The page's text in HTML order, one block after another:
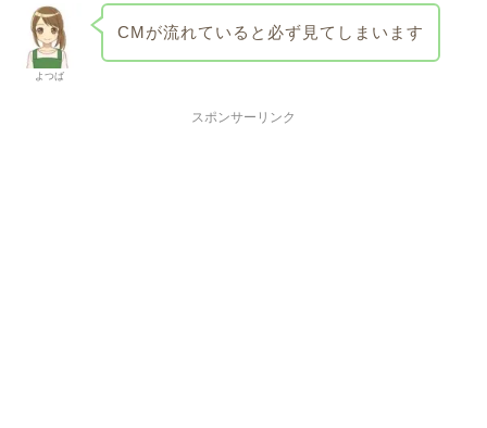
よつば
CMが流れていると必ず見てしまいます
スポンサーリンク